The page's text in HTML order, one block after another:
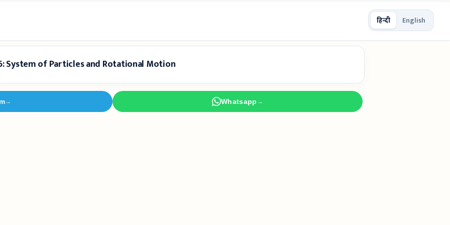
हिन्दी English
6: System of Particles and Rotational Motion
→ Whatsapp →